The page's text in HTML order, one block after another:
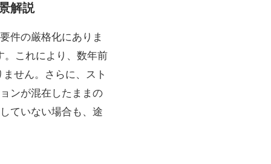
解説
件の厳格化にありま
。これにより、数年前
せん。さらに、スト
ンが混在したままの
ていない場合も、途